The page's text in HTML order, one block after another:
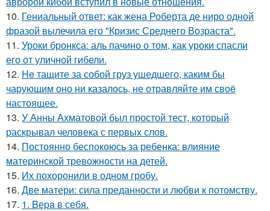
10. Гениальный ответ: как жена Роберта де ниро одной
фразой вылечила его "Кризис Среднего Возраста".
11. Уроки бронкса: аль пачино о том, как уроки спасли
его от уличной гибели.
12. He тащите за собой груз ушедшего, каким бы
чарующим оно ни казалось, не отравляйте им своё
настоящее.
13. У Анны Ахматовой был простой тест, который
раскрывал человека с первых слов.
14. Постоянно беспокоюсь за ребенка: влияние
материнской тревожности на детей.
15. Их похоронили в одном гробу.
16. Две матери: сила преданности и любви к потомству.
17. 1. Bеpa в себя.